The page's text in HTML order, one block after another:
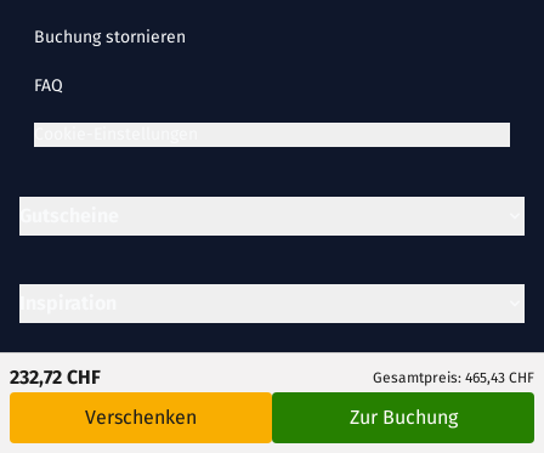
232,72 CHF Gesamtpreis: 465,43 CHF
Verschenken Zur Buchung
Buchung stornieren
FAQ
Partner